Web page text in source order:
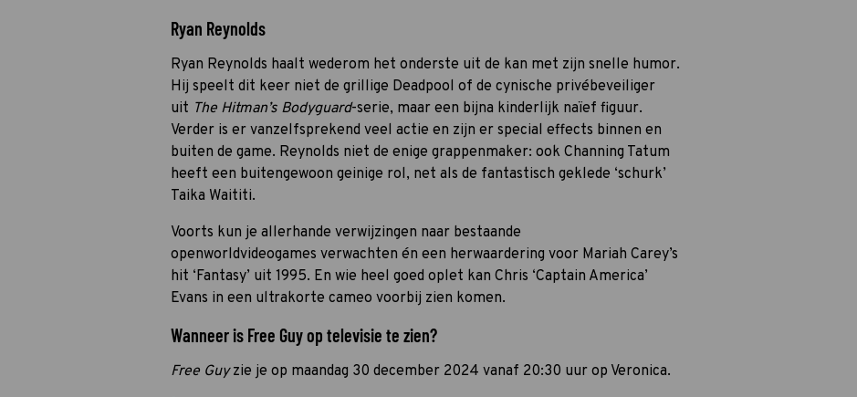
Ryan Reynolds
Ryan Reynolds haalt wederom het onderste uit de kan met zijn snelle humor.
Hij speelt dit keer niet de grillige Deadpool of de cynische privébeveiliger
uit The Hitman’s Bodyguard-serie, maar een bijna kinderlijk naïef figuur.
Verder is er vanzelfsprekend veel actie en zijn er special effects binnen en
buiten de game. Reynolds niet de enige grappenmaker: ook Channing Tatum
heeft een buitengewoon geinige rol, net als de fantastisch geklede ‘schurk’
Taika Waititi.
Voorts kun je allerhande verwijzingen naar bestaande
openworldvideogames verwachten én een herwaardering voor Mariah Carey’s
hit ‘Fantasy’ uit 1995. En wie heel goed oplet kan Chris ‘Captain America’
Evans in een ultrakorte cameo voorbij zien komen.
Wanneer is Free Guy op televisie te zien?
Free Guyzie je op maandag 30 december 2024 vanaf 20:30 uur op Veronica.